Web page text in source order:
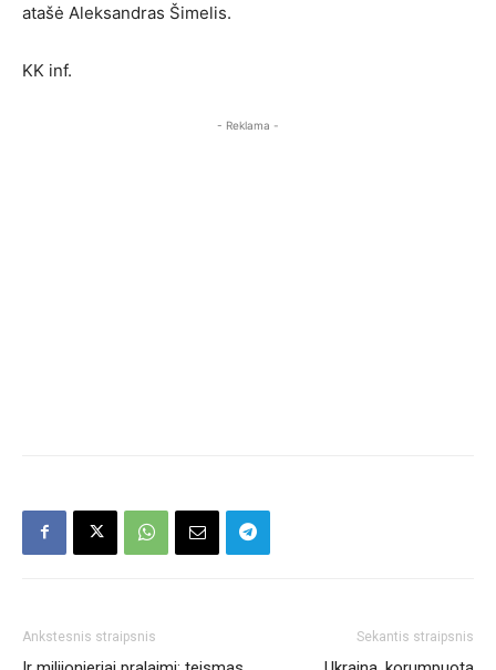
atašė Aleksandras Šimelis.
KK inf.
- Reklama -
Ankstesnis straipsnis Sekantis straipsnis